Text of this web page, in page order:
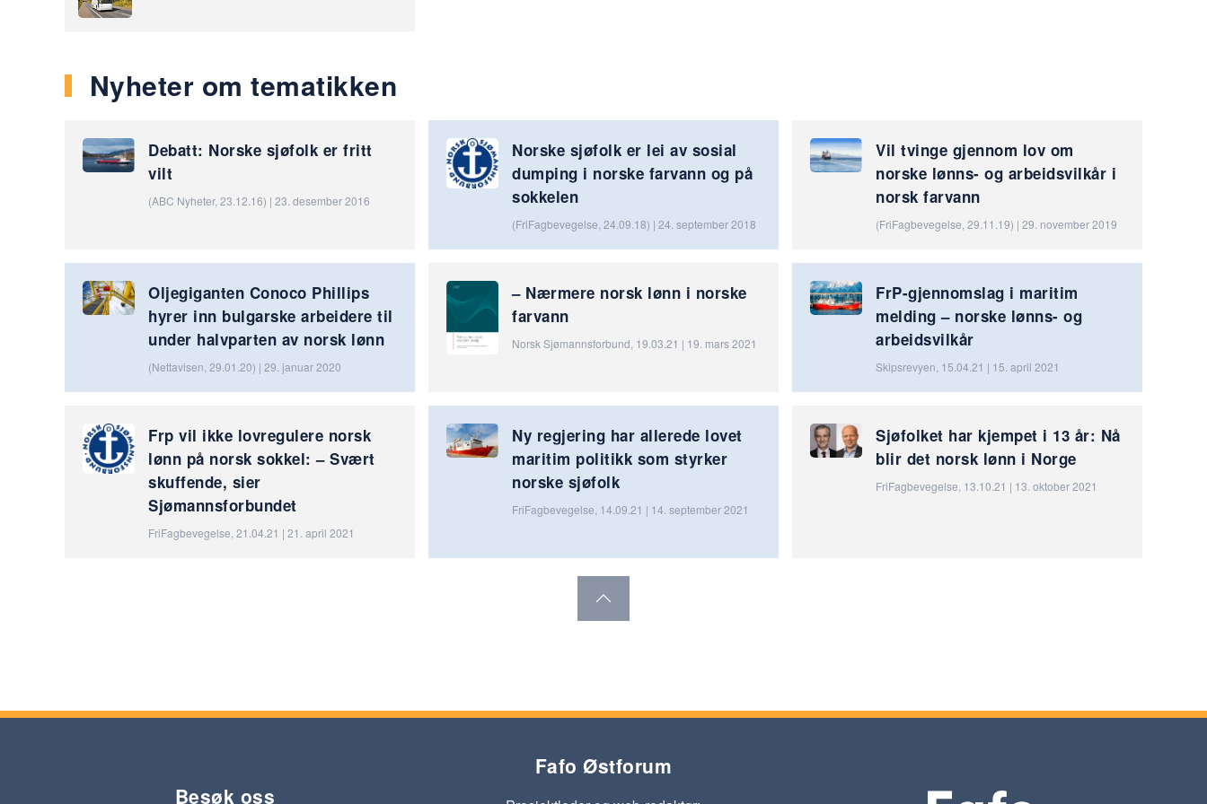
Nyheter om tematikken
Debatt: Norske sjøfolk er fritt
vilt
(ABC Nyheter, 23.12.16) | 23. desember 2016
Norske sjøfolk er lei av sosial
dumping i norske farvann og på
sokkelen
(FriFagbevegelse, 24.09.18) | 24. september 2018
Vil tvinge gjennom lov om
norske lønns- og arbeidsvilkår i
norsk farvann
(FriFagbevegelse, 29.11.19) | 29. november 2019
Oljegiganten Conoco Phillips
hyrer inn bulgarske arbeidere til
under halvparten av norsk lønn
(Nettavisen, 29.01.20) | 29. januar 2020
– Nærmere norsk lønn i norske
farvann
Norsk Sjømannsforbund, 19.03.21 | 19. mars 2021
FrP-gjennomslag i maritim
melding – norske lønns- og
arbeidsvilkår
Skipsrevyen, 15.04.21 | 15. april 2021
Frp vil ikke lovregulere norsk
lønn på norsk sokkel: – Svært
skuffende, sier
Sjømannsforbundet
FriFagbevegelse, 21.04.21 | 21. april 2021
Ny regjering har allerede lovet
maritim politikk som styrker
norske sjøfolk
FriFagbevegelse, 14.09.21 | 14. september 2021
Sjøfolket har kjempet i 13 år: Nå
blir det norsk lønn i Norge
FriFagbevegelse, 13.10.21 | 13. oktober 2021
Besøk oss
Fafo Østforum